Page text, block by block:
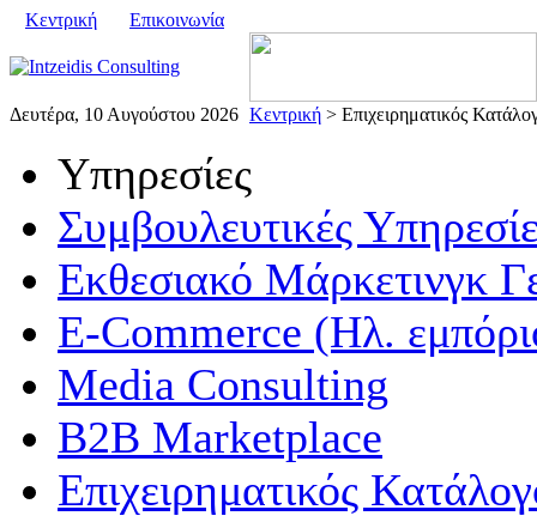
Κεντρική Επικοινωνία
Δευτέρα, 10 Αυγούστου 2026 Κεντρική > Επιχειρηματικός
Υπηρεσίες
Συμβουλευτικές
Εκθεσιακό Μάρκετινγκ
E-Commerce (Ηλ.
Media Consulting
B2B Marketplace
Επιχειρηματικός